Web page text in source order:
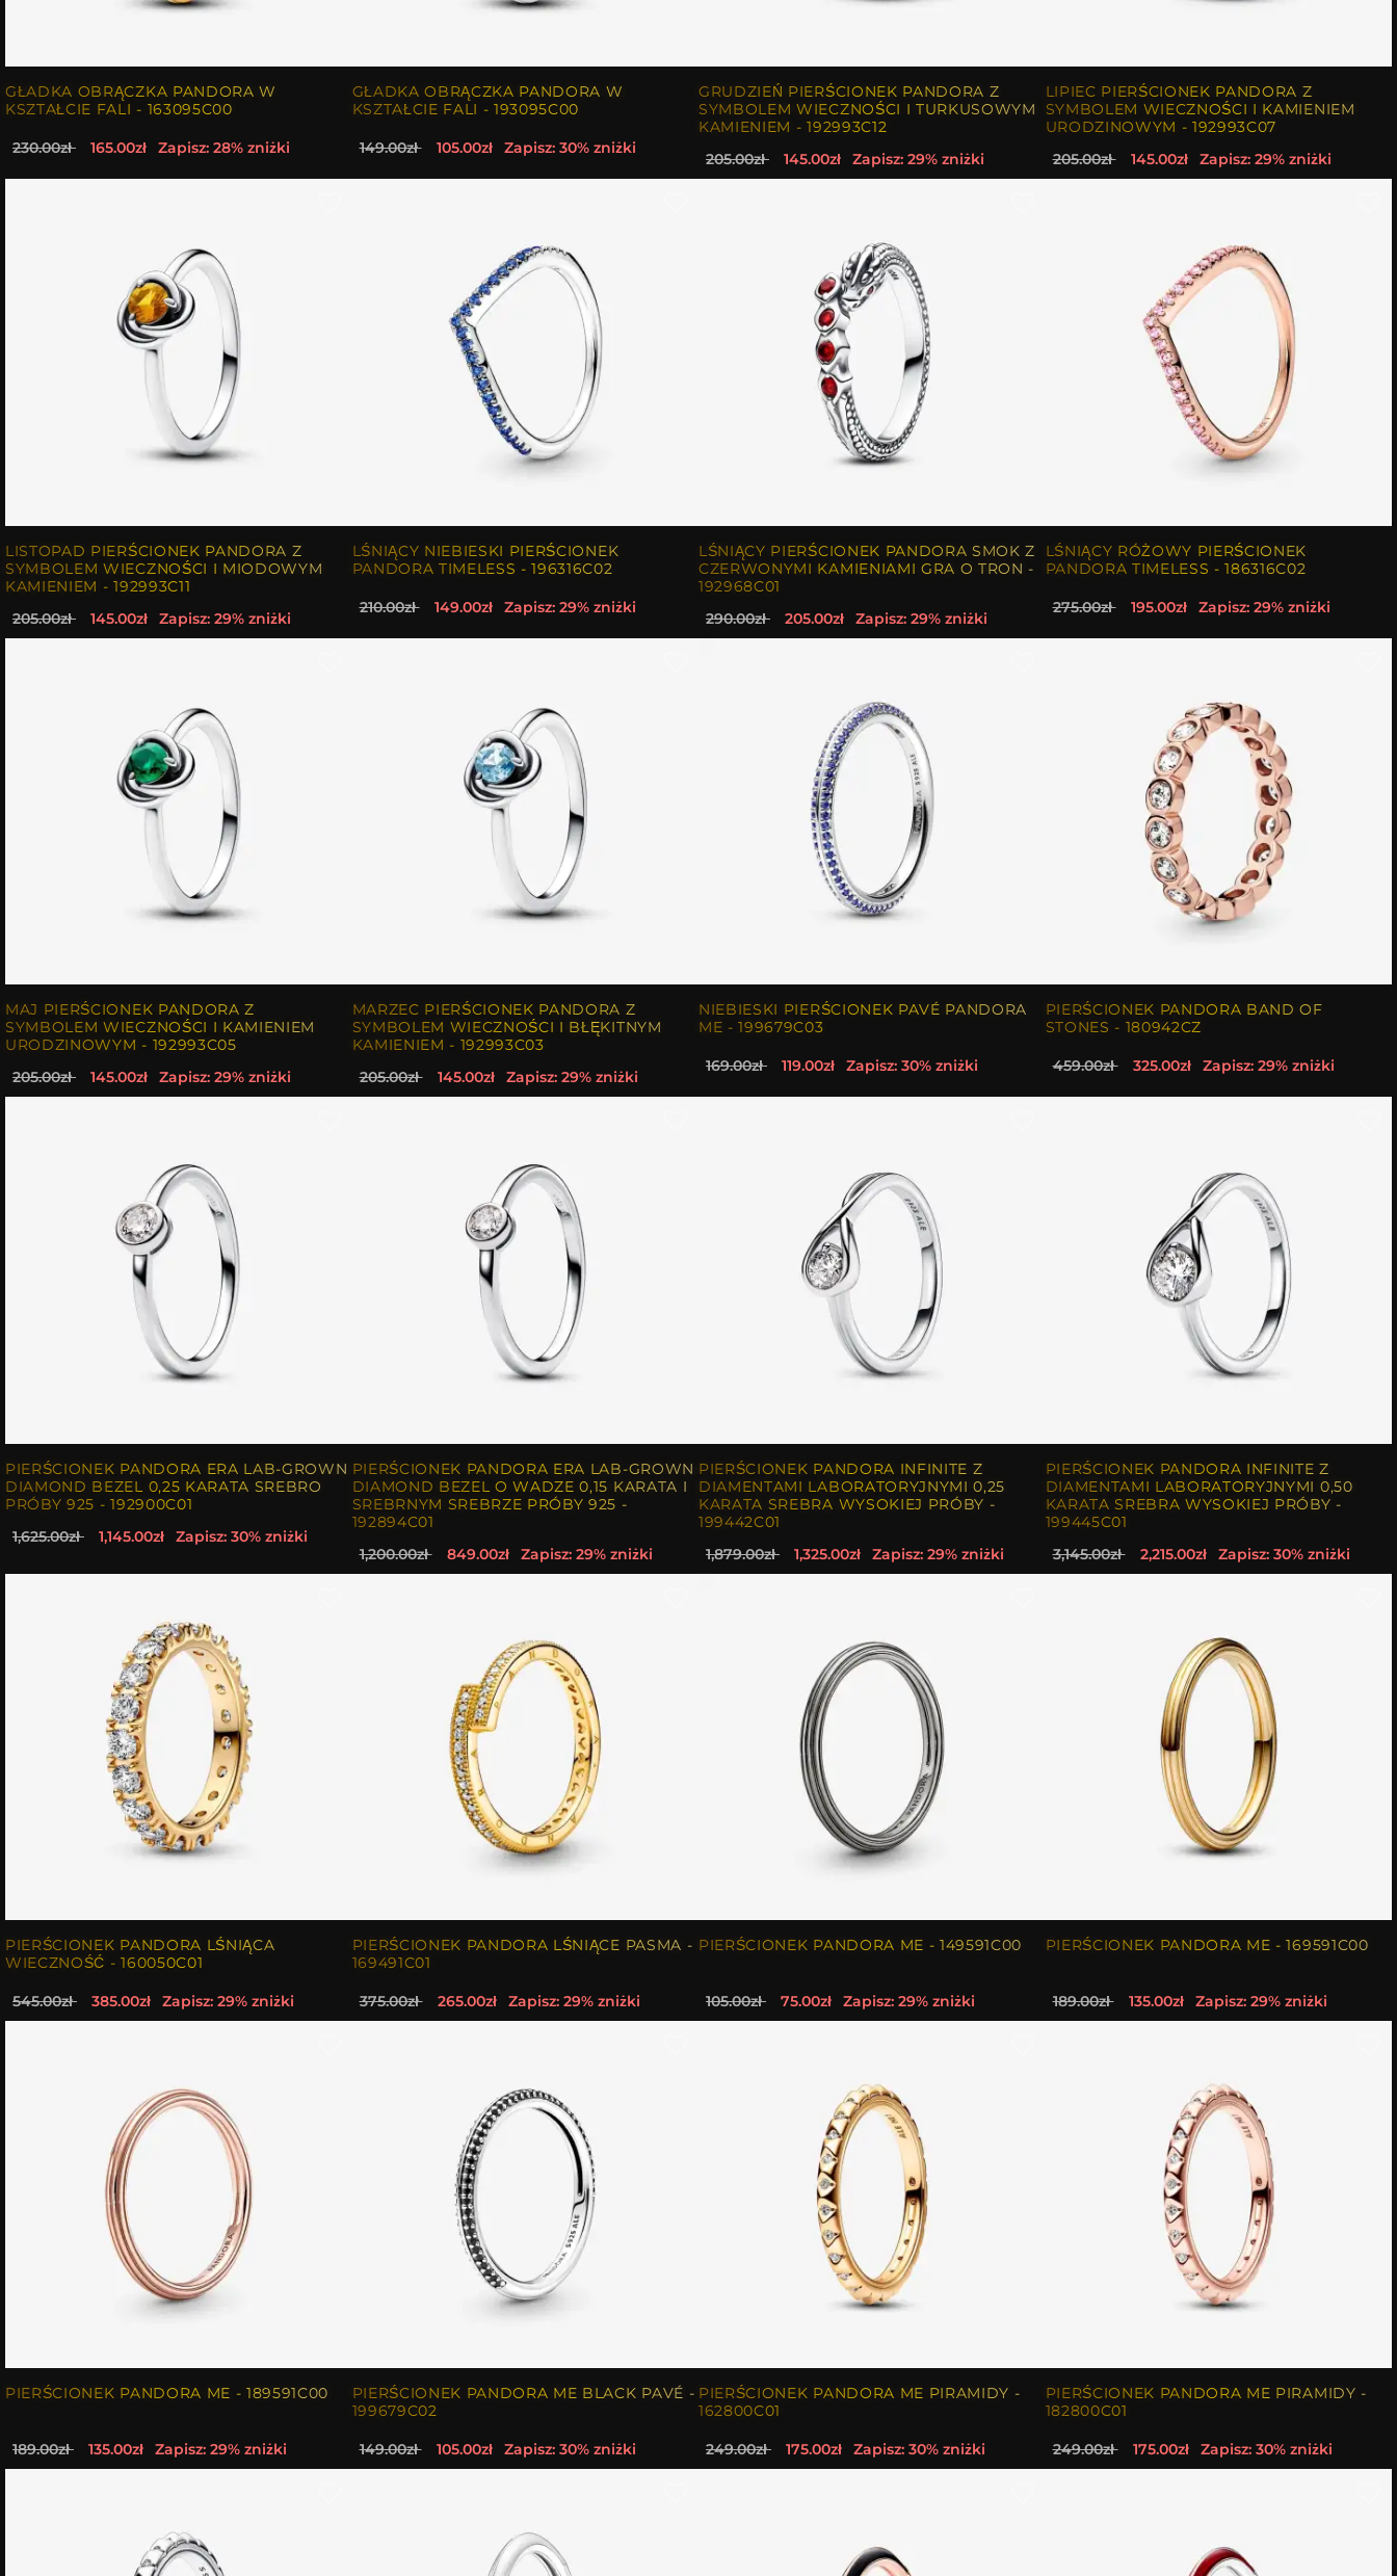
GŁADKA OBRĄCZKA PANDORA W
KSZTAŁCIE FALI - 163095C00
230.00zł 165.00zł Zapisz: 28% zniżki
GŁADKA OBRĄCZKA PANDORA W
KSZTAŁCIE FALI - 193095C00
149.00zł 105.00zł Zapisz: 30% zniżki
GRUDZIEŃ PIERŚCIONEK PANDORA Z
SYMBOLEM WIECZNOŚCI I TURKUSOWYM
KAMIENIEM - 192993C12
205.00zł 145.00zł Zapisz: 29% zniżki
LIPIEC PIERŚCIONEK PANDORA Z
SYMBOLEM WIECZNOŚCI I KAMIENIEM
URODZINOWYM - 192993C07
205.00zł 145.00zł Zapisz: 29% zniżki
LISTOPAD PIERŚCIONEK PANDORA Z
SYMBOLEM WIECZNOŚCI I MIODOWYM
KAMIENIEM - 192993C11
205.00zł 145.00zł Zapisz: 29% zniżki
LŚNIĄCY NIEBIESKI PIERŚCIONEK
PANDORA TIMELESS - 196316C02
210.00zł 149.00zł Zapisz: 29% zniżki
LŚNIĄCY PIERŚCIONEK PANDORA SMOK Z
CZERWONYMI KAMIENIAMI GRA O TRON -
192968C01
290.00zł 205.00zł Zapisz: 29% zniżki
LŚNIĄCY RÓŻOWY PIERŚCIONEK
PANDORA TIMELESS - 186316C02
275.00zł 195.00zł Zapisz: 29% zniżki
MAJ PIERŚCIONEK PANDORA Z
SYMBOLEM WIECZNOŚCI I KAMIENIEM
URODZINOWYM - 192993C05
205.00zł 145.00zł Zapisz: 29% zniżki
MARZEC PIERŚCIONEK PANDORA Z
SYMBOLEM WIECZNOŚCI I BŁĘKITNYM
KAMIENIEM - 192993C03
205.00zł 145.00zł Zapisz: 29% zniżki
NIEBIESKI PIERŚCIONEK PAVÉ PANDORA
ME - 199679C03
169.00zł 119.00zł Zapisz: 30% zniżki
PIERŚCIONEK PANDORA BAND OF
STONES - 180942CZ
459.00zł 325.00zł Zapisz: 29% zniżki
PIERŚCIONEK PANDORA ERA LAB-GROWN
DIAMOND BEZEL 0,25 KARATA SREBRO
PRÓBY 925 - 192900C01
1,625.00zł 1,145.00zł Zapisz: 30% zniżki
PIERŚCIONEK PANDORA ERA LAB-GROWN
DIAMOND BEZEL O WADZE 0,15 KARATA I
SREBRNYM SREBRZE PRÓBY 925 -
192894C01
1,200.00zł 849.00zł Zapisz: 29% zniżki
PIERŚCIONEK PANDORA INFINITE Z
DIAMENTAMI LABORATORYJNYMI 0,25
KARATA SREBRA WYSOKIEJ PRÓBY -
199442C01
1,879.00zł 1,325.00zł Zapisz: 29% zniżki
PIERŚCIONEK PANDORA INFINITE Z
DIAMENTAMI LABORATORYJNYMI 0,50
KARATA SREBRA WYSOKIEJ PRÓBY -
199445C01
3,145.00zł 2,215.00zł Zapisz: 30% zniżki
PIERŚCIONEK PANDORA LŚNIĄCA
WIECZNOŚĆ - 160050C01
545.00zł 385.00zł Zapisz: 29% zniżki
PIERŚCIONEK PANDORA LŚNIĄCE PASMA -
169491C01
375.00zł 265.00zł Zapisz: 29% zniżki
PIERŚCIONEK PANDORA ME - 149591C00
105.00zł 75.00zł Zapisz: 29% zniżki
PIERŚCIONEK PANDORA ME - 169591C00
189.00zł 135.00zł Zapisz: 29% zniżki
PIERŚCIONEK PANDORA ME - 189591C00
189.00zł 135.00zł Zapisz: 29% zniżki
PIERŚCIONEK PANDORA ME BLACK PAVÉ -
199679C02
149.00zł 105.00zł Zapisz: 30% zniżki
PIERŚCIONEK PANDORA ME PIRAMIDY -
162800C01
249.00zł 175.00zł Zapisz: 30% zniżki
PIERŚCIONEK PANDORA ME PIRAMIDY -
182800C01
249.00zł 175.00zł Zapisz: 30% zniżki